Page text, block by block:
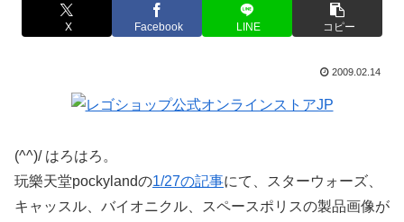
X Facebook LINE コピー
2009.02.14
(^^)/ はろはろ。
玩樂天堂pockylandの1/27の記事にて、スターウォーズ、
キャッスル、バイオニクル、スペースポリスの製品画像が